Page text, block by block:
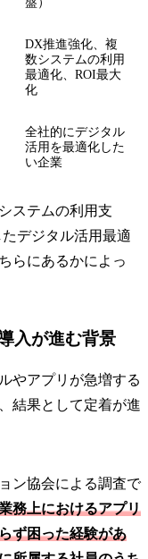
DX推進強化、複
数システムの利用
最適化、ROI最大
化
全社的にデジタル
活用を最適化した
い企業
ステムの利用支
デジタル活用最適
らにあるかによっ
入が進む背景
やアプリが急増する
結果として定着が進
ン協会による調査で
務上におけるアプリ
ず困った経験があ